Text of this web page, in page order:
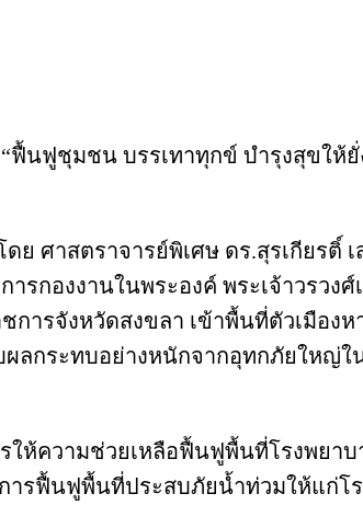
ฟื้นฟูชุมชน บรรเทาทุกข์ บำรุงสุขให้
ศาสตราจารย์พิเศษ ดร.สุรเกียรติ์
องงานในพระองค์ พระเจ้าวรวง
ารจังหวัดสงขลา เข้าพื้นที่ตัวเมือง
กระทบอย่างหนักจากอุทกภัยใหญ่
ห้ความช่วยเหลือฟื้นฟูพื้นที่โรงพยา
รฟื้นฟูพื้นที่ประสบภัยน้ำท่วมให้แก่โ